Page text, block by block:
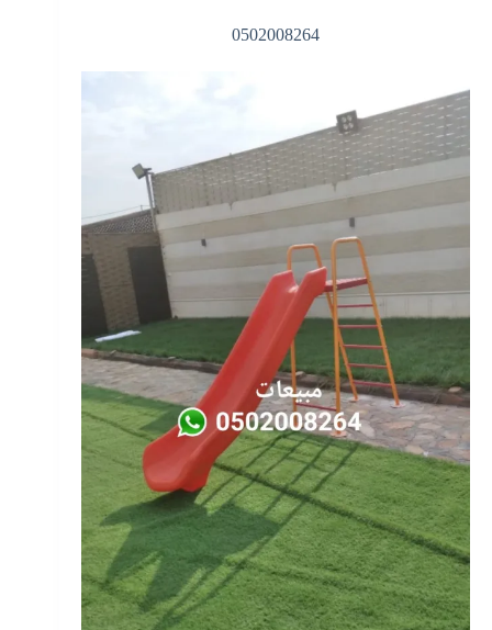
0502008264